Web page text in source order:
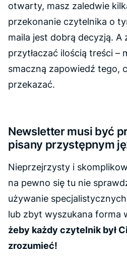
otwarty, masz zaledwie
przekonanie czytelnika o
maila jest dobrą decyzją. A
przytłaczać ilością treści –
smaczną zapowiedź tego,
przekazać.
Newsletter musi być
pisany przystępnym
Nieprzejrzysty i
na pewno się tu nie
używanie
lub zbyt wyszukana forma
żeby każdy czytelnik był
zrozumieć!